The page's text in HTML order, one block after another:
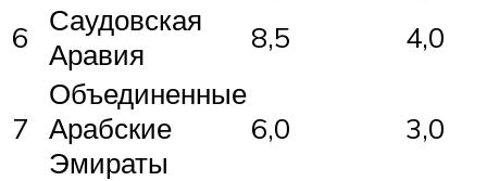
6
Саудовская
Аравия
8,5 4,0
7
Объединенные
Арабские
Эмираты
6,0 3,0